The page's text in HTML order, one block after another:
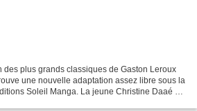
des plus grands classiques de Gaston Leroux
une nouvelle adaptation assez libre sous la
Soleil Manga. La jeune Christine Daaé est